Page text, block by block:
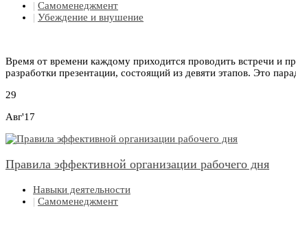
| Самоменеджмент
| Убеждение и внушение
Время от времени каждому приходится проводить встречи и
разработки презентации, состоящий из девяти этапов. Это
29
Авг'17
Правила эффективной организации рабочего дня
Навыки деятельности
| Самоменеджмент